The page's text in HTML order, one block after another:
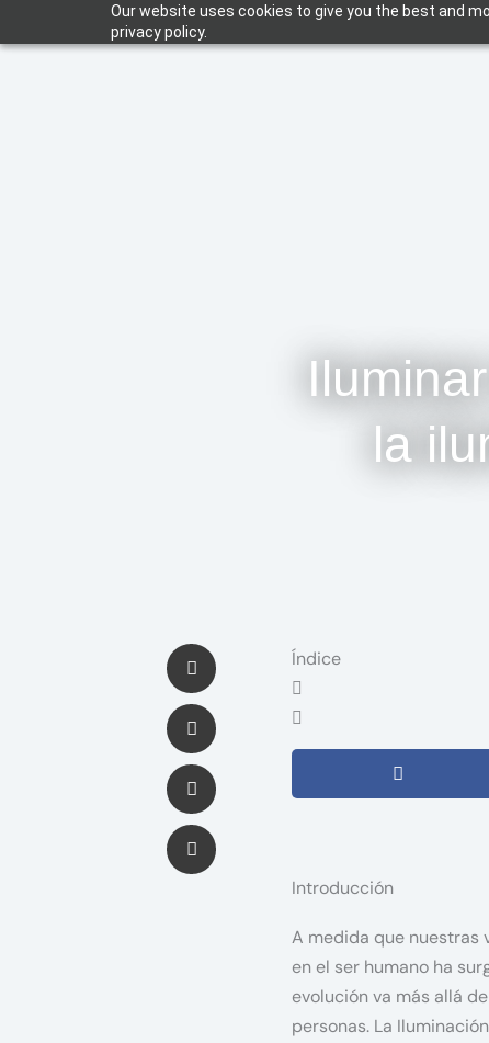
Our website uses cookies to give you the best and
privacy policy.
al
la
Índice
Introducción
A medida que nuestras
en el ser humano ha
evolución va más allá
personas. La